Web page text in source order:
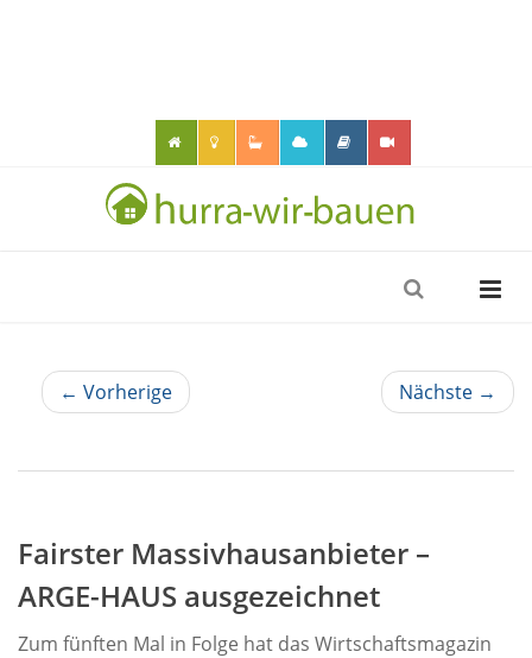
← Vorherige Nächste →
Fairster Massivhausanbieter –
ARGE-HAUS ausgezeichnet
Zum fünften Mal in Folge hat das Wirtschaftsmagazin